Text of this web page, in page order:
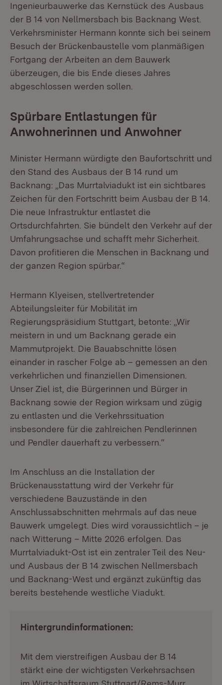
Ingenieurbauwerke das Kernstück des Ausbaus
der B 14 von Nellmersbach bis Backnang West.
Verkehrsminister Hermann konnte sich bei seinem
Besuch der Brückenbaustelle vom planmäßigen
Fortgang der Arbeiten an dem Bauwerk
überzeugen, die bis Ende dieses Jahres
abgeschlossen werden sollen.
Spürbare Entlastungen für
Anwohnerinnen und Anwohner
Minister Hermann würdigte den Baufortschritt und
den Stand des Ausbaus der B 14 rund um
Backnang: „Das Murrtalviadukt ist ein sichtbares
Zeichen für den Fortschritt beim Ausbau der B 14.
Die neue Infrastruktur entlastet die
Ortsdurchfahrten. Sie bündelt den Verkehr auf der
Umfahrungsachse und schafft mehr Sicherheit.
Davon profitieren die Menschen in Backnang und
der ganzen Region spürbar.“
Hermann Klyeisen, stellvertretender
Abteilungsleiter für Mobilität im
Regierungspräsidium Stuttgart, betonte: „Wir
meistern in und um Backnang gerade ein
Mammutprojekt. Die Bauabschnitte lösen
einander in rascher Folge ab – gemessen an den
verkehrlichen und finanziellen Dimensionen.
Unser Ziel ist, die Bürgerinnen und Bürger in
Backnang sowie der Region wirksam und zügig
zu entlasten und die Verkehrssituation
insbesondere für die zahlreichen Pendlerinnen
und Pendler dauerhaft zu verbessern.“
Im Anschluss an die Installation der
Brückenausstattung wird der Verkehr für
verschiedene Bauzustände in den
Anschlussabschnitten mehrmals auf das neue
Bauwerk umgelegt. Dies wird voraussichtlich – je
nach Witterung – Mitte 2026 erfolgen. Das
Murrtalviadukt-Ost ist ein zentraler Teil des Neu-
und Ausbaus der B 14 zwischen Nellmersbach
und Backnang-West und ergänzt zukünftig das
bereits bestehende westliche Viadukt.
Hintergrundinformationen:
Mit dem vierstreifigen Ausbau der B 14
stärkt eine der wichtigsten Verkehrsachsen